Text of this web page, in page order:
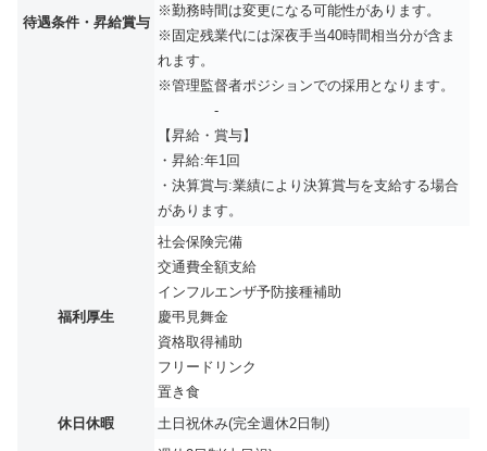
待遇条件・昇給賞与
※勤務時間は変更になる可能性があります。
※固定残業代には深夜手当40時間相当分が含ま
れます。
※管理監督者ポジションでの採用となります。
-
【昇給・賞与】
・昇給:年1回
・決算賞与:業績により決算賞与を支給する場合
があります。
福利厚生
社会保険完備
交通費全額支給
インフルエンザ予防接種補助
慶弔見舞金
資格取得補助
フリードリンク
置き食
休日休暇
土日祝休み(完全週休2日制)